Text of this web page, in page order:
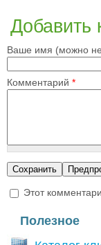
Добавить
Ваше имя (можно не
Комментарий *
Этот
Полезное